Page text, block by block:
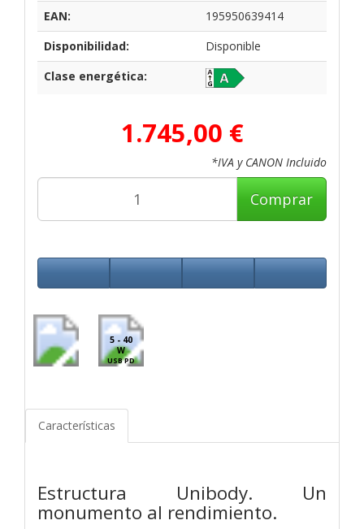
EAN:
195950639414
Disponibilidad:
Disponible
Clase energética:
1.745,00 €
*IVA y CANON Incluido
Comprar
5 - 40
W
USB PD
Características
Estructura Unibody. Un
monumento al rendimiento.